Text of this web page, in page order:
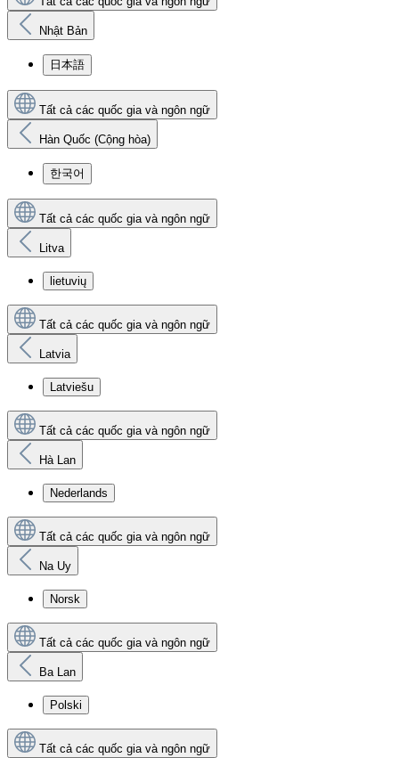
Nhật Bản
日本語
Tất cả các quốc gia và ngôn ngữ
Hàn Quốc (Cộng hòa)
한국어
Tất cả các quốc gia và ngôn ngữ
Litva
lietuvių
Tất cả các quốc gia và ngôn ngữ
Latvia
Latviešu
Tất cả các quốc gia và ngôn ngữ
Hà Lan
Nederlands
Tất cả các quốc gia và ngôn ngữ
Na Uy
Norsk
Tất cả các quốc gia và ngôn ngữ
Ba Lan
Polski
Tất cả các quốc gia và ngôn ngữ